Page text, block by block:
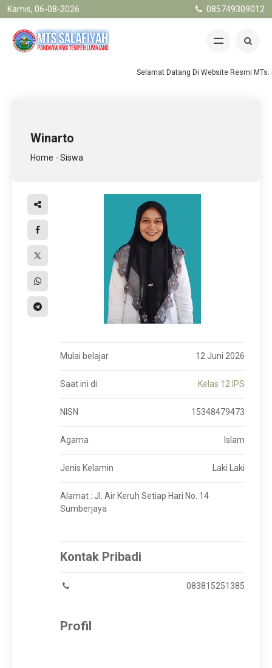
Kamis, 06-08-2026 085749309012
Selamat Datang Di Website Resmi MTs.
Winarto
Home - Siswa
Mulai belajar 12 Juni 2026
Saat ini di Kelas 12 IPS
NISN 15348479473
Agama Islam
Jenis Kelamin Laki Laki
Alamat : Jl. Air Keruh Setiap Hari No. 14
Sumberjaya
Kontak Pribadi
083815251385
Profil